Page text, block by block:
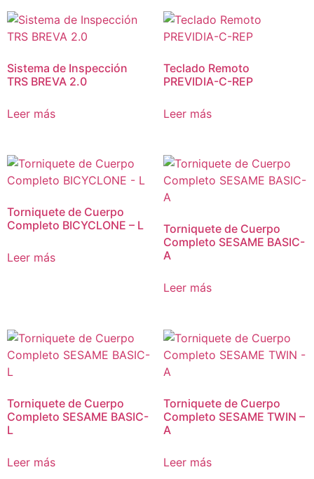
Sistema de Inspección
TRS BREVA 2.0
Leer más
Teclado Remoto
PREVIDIA-C-REP
Leer más
Torniquete de Cuerpo
Completo BICYCLONE – L
Leer más
Torniquete de Cuerpo
Completo SESAME BASIC-
A
Leer más
Torniquete de Cuerpo
Completo SESAME BASIC-
L
Leer más
Torniquete de Cuerpo
Completo SESAME TWIN –
A
Leer más